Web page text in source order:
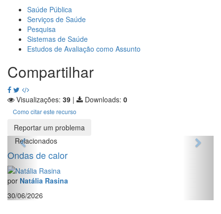
Saúde Pública
Serviços de Saúde
Pesquisa
Sistemas de Saúde
Estudos de Avaliação como Assunto
Compartilhar
Visualizações: 39 | Downloads: 0
Como citar este recurso
Reportar um problema
Relacionados
Ondas de calor
por Natália Rasina
30/06/2026